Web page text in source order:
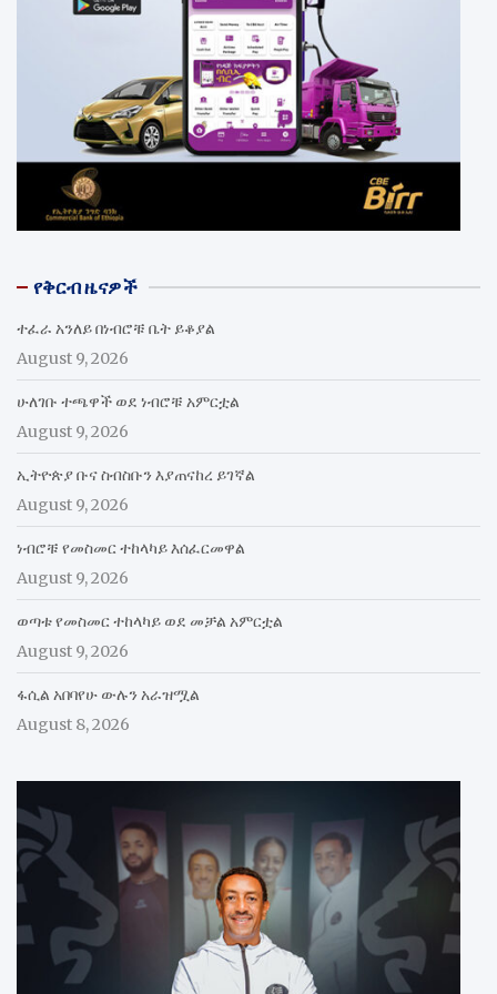
የቅርብ ዜናዎች
ተፈራ አንለይ በነብሮቹ ቤት ይቆያል
August 9, 2026
ሁለገቡ ተጫዋች ወደ ነብሮቹ አምርቷል
August 9, 2026
ኢትዮጵያ ቡና ስብስቡን እያጠናከረ ይገኛል
August 9, 2026
ነብሮቹ የመስመር ተከላካይ እሰፈርመዋል
August 9, 2026
ወጣቱ የመስመር ተከላካይ ወደ መቻል አምርቷል
August 9, 2026
ፋሲል አበባየሁ ውሉን አራዝሟል
August 8, 2026